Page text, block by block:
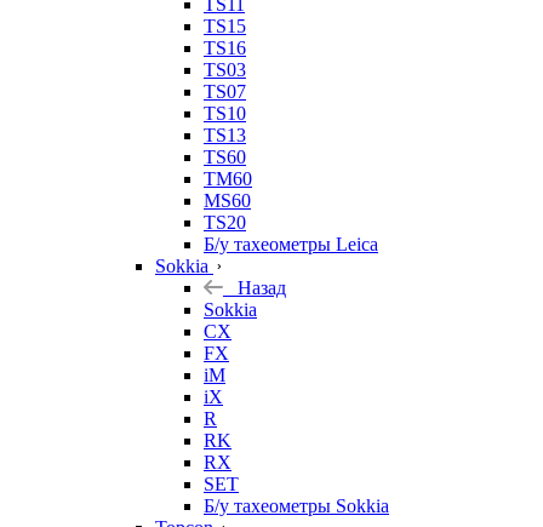
TS11
TS15
TS16
TS03
TS07
TS10
TS13
TS60
TM60
MS60
TS20
Б/у тахеометры Leica
Sokkia
Назад
Sokkia
CX
FX
iM
iX
R
RK
RX
SET
Б/у тахеометры Sokkia